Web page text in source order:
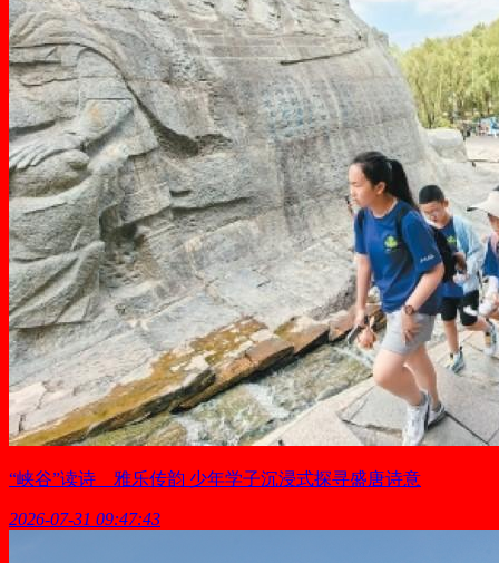
“峡谷”读诗 雅乐传韵 少年学子沉浸式探寻盛唐诗意
2026-07-31 09:47:43